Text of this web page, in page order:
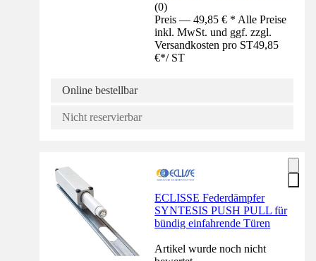
(0)
Preis — 49,85 € * Alle Preise
inkl. MwSt. und ggf. zzgl.
Versandkosten pro ST49,85
€*/ ST
Online bestellbar
Nicht reservierbar
ECLISSE Federdämpfer
SYNTESIS PUSH PULL für
bündig einfahrende Türen
Artikel wurde noch nicht